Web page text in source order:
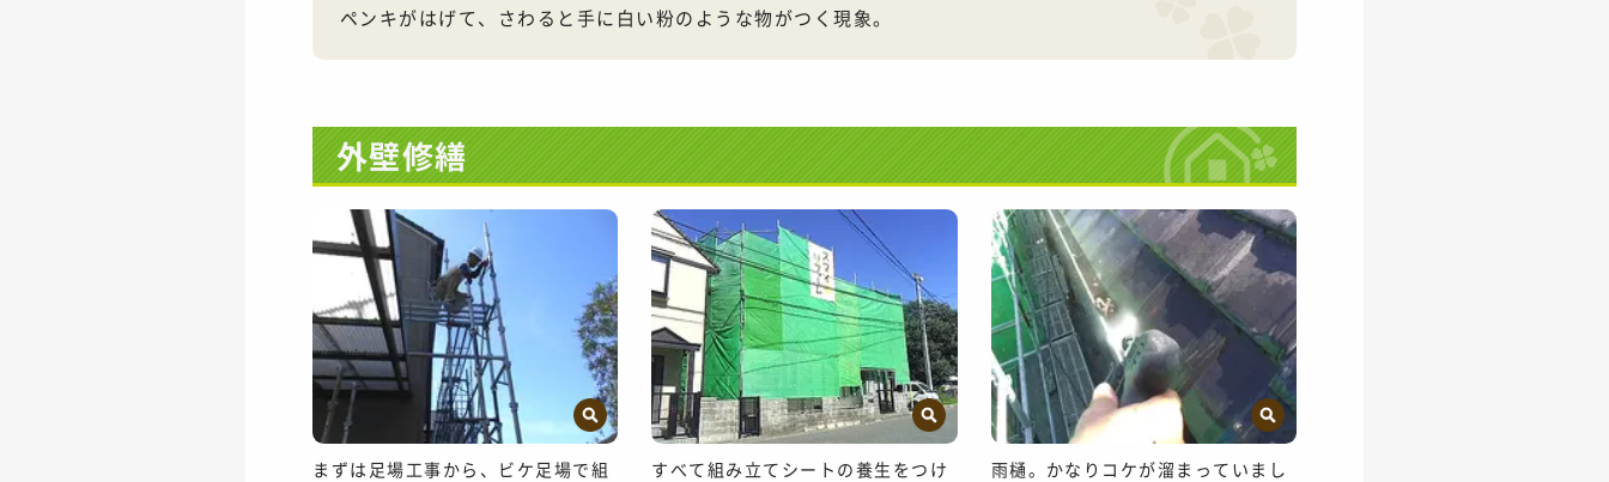
ペンキがはげて、さわると手に白い粉のような物がつく現象。
外壁修繕
まずは足場工事から、ビケ足場で組
すべて組み立てシートの養生をつけ
雨樋。かなりコケが溜まっていまし